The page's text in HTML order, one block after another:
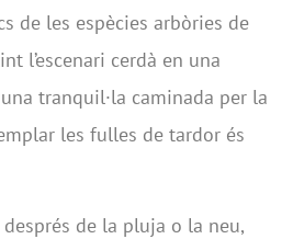
de les espècies arbòries de
l’escenari cerdà en una
tranquil·la caminada per la
les fulles de tardor és
de la pluja o la neu,